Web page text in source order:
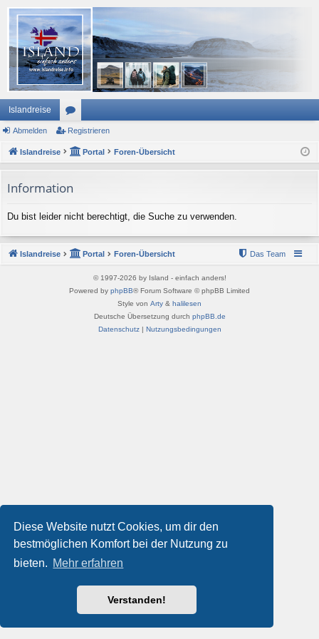
Diese Website nutzt Cookies, um dir den
bestmöglichen Komfort bei der Nutzung zu
bieten. Mehr erfahren
Verstanden!
Islandreise
or
en
Abmelden Registrieren
Islandreise Portal Foren-Übersicht
Information
Du bist leider nicht berechtigt, die Suche zu verwenden.
Islandreise Portal Foren-Übersicht Das Team
© 1997-2026 by Island - einfach anders!
Powered by phpBB® Forum Software © phpBB Limited
Style von Arty & halilesen
Deutsche Übersetzung durch phpBB.de
Datenschutz| Nutzungsbedingungen